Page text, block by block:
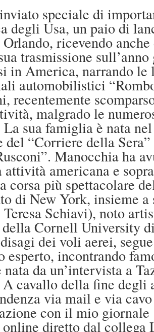
speciale di
degli Usa, un paio di
Orlando, ricevendo
trasmissione
in America, narrando le
automobilistici
recentemente
malgrado le
sua famiglia è nata
del “Corriere della
Manocchia ha
attività americana e
corsa più spettacolare
di New York, insieme
Schiavi), noto
Cornell University
dei voli aerei,
esperto, incontrando
nata da un’intervista a
A cavallo della fine
via mail e via
con il mio giornale
online diretto dal